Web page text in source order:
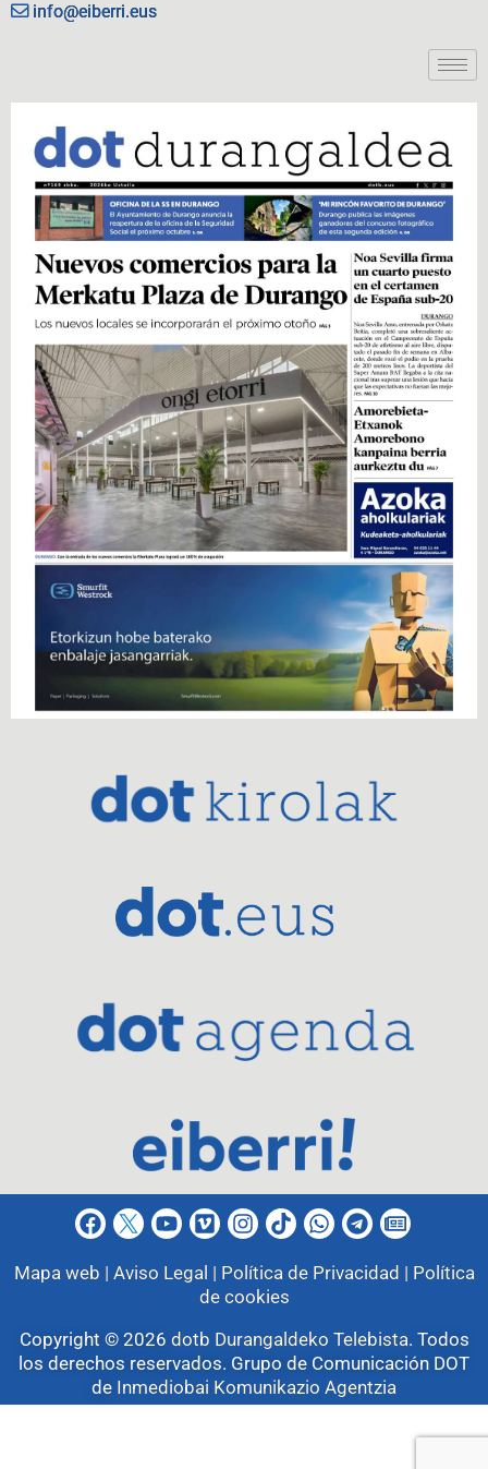
info@eiberri.eus
Mapa web | Aviso Legal | Política de Privacidad | Política
de cookies
Copyright © 2026 dotb Durangaldeko Telebista. Todos
los derechos reservados. Grupo de Comunicación DOT
de Inmediobai Komunikazio Agentzia